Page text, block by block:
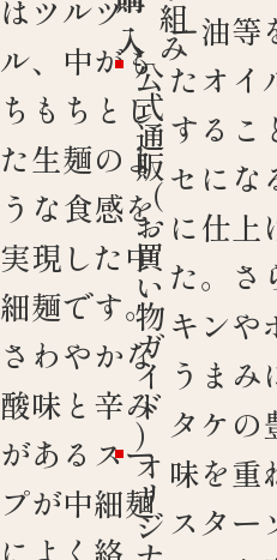
入
公
式
通
販
（
お
買
い
物
ガ
イ
ド
）
オ
リ
ジ
組
み
はツルツ
ル、中がも
ちもちとし
た生麺のよ
うな食感を
実現した中
細麺です。
さわやかな
酸味と辛み
があるスー
プが中細麺
によく絡
ー油等
たオイ
するこ
セにな
に仕上
た。さ
キンや
うまみ
タケの
味を重
スター